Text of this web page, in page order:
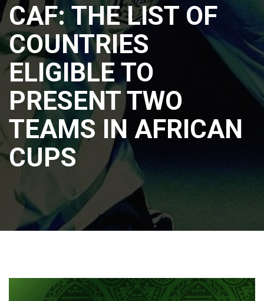
CAF: THE LIST OF
COUNTRIES
ELIGIBLE TO
PRESENT TWO
TEAMS IN AFRICAN
CUPS